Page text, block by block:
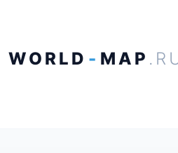
WORLD - MAP